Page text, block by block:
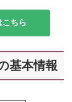
ちら
基本情報